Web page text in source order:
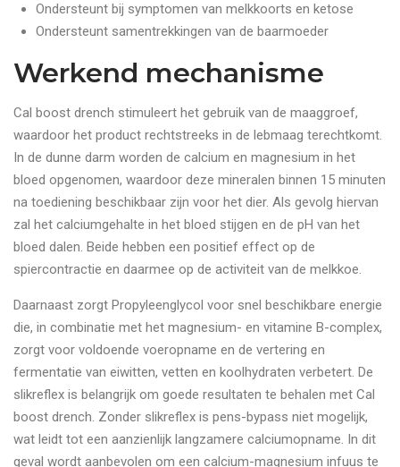
Ondersteunt bij symptomen van melkkoorts en ketose
Ondersteunt samentrekkingen van de baarmoeder
Werkend mechanisme
Cal boost drench stimuleert het gebruik van de maaggroef,
waardoor het product rechtstreeks in de lebmaag terechtkomt.
In de dunne darm worden de calcium en magnesium in het
bloed opgenomen, waardoor deze mineralen binnen 15 minuten
na toediening beschikbaar zijn voor het dier. Als gevolg hiervan
zal het calciumgehalte in het bloed stijgen en de pH van het
bloed dalen. Beide hebben een positief effect op de
spiercontractie en daarmee op de activiteit van de melkkoe.
Daarnaast zorgt Propyleenglycol voor snel beschikbare energie
die, in combinatie met het magnesium- en vitamine B-complex,
zorgt voor voldoende voeropname en de vertering en
fermentatie van eiwitten, vetten en koolhydraten verbetert. De
slikreflex is belangrijk om goede resultaten te behalen met Cal
boost drench. Zonder slikreflex is pens-bypass niet mogelijk,
wat leidt tot een aanzienlijk langzamere calciumopname. In dit
geval wordt aanbevolen om een calcium-magnesium infuus te